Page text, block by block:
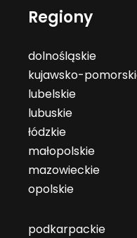
Regiony
dolnośląskie
kujawsko-
lubelskie
lubuskie
łódzkie
małopolskie
mazowieckie
opolskie
podkarpackie